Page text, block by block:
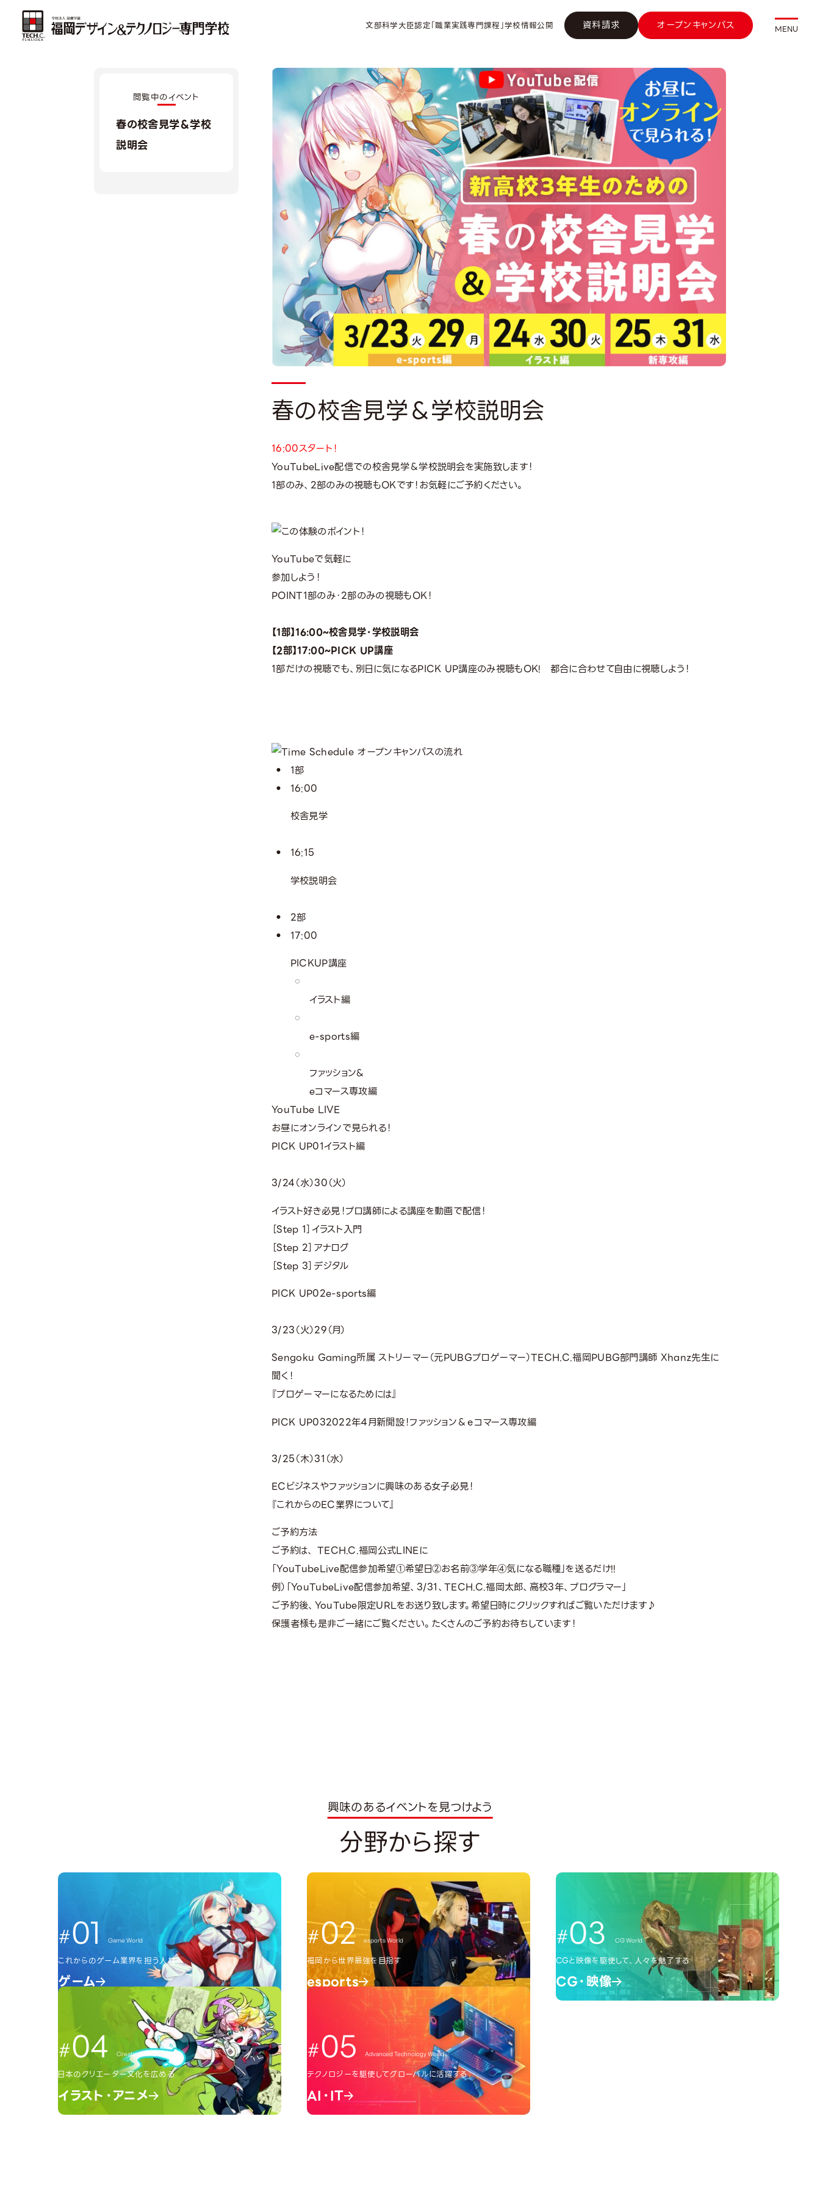
文部科学大臣認定「職業実践専門課程」学校情報公開 資料請求 オープンキャンパス MENU
閲覧中のイベント
春の校舎見学＆学校
説明会
春の校舎見学＆学校説明会
16:00スタート！
YouTubeLive配信での校舎見学＆学校説明会を実施致します！
1部のみ、2部のみの視聴もOKです！お気軽にご予約ください。
YouTubeで気軽に
参加しよう！
POINT1部のみ・2部のみの視聴もOK！
【1部】16:00~校舎見学・学校説明会
【2部】17:00~PICK UP講座
1部だけの視聴でも、別日に気になるPICK UP講座のみ視聴もOK! 都合に合わせて自由に視聴しよう！
1部
16:00
校舎見学
16:15
学校説明会
2部
17:00
PICKUP講座
イラスト編
e-sports編
ファッション&
eコマース専攻編
YouTube LIVE
お昼にオンラインで見られる！
PICK UP01イラスト編
3/24（水）30（火）
イラスト好き必見！プロ講師による講座を動画で配信！
［Step 1］イラスト入門
［Step 2］アナログ
［Step 3］デジタル
PICK UP02e-sports編
3/23（火）29（月）
Sengoku Gaming所属 ストリーマー（元PUBGプロゲーマー）TECH.C.福岡PUBG部門講師 Xhanz先生に
聞く！
『プロゲーマーになるためには』
PICK UP032022年4月新開設！ファッション＆ｅコマース専攻編
3/25（木）31（水）
ECビジネスやファッションに興味のある女子必見！
『これからのEC業界について』
ご予約方法
ご予約は、 TECH.C.福岡公式LINEに
「YouTubeLive配信参加希望①希望日②お名前③学年④気になる職種」を送るだけ!!
例）「YouTubeLive配信参加希望、3/31、TECH.C.福岡太郎、高校3年、プログラマー」
ご予約後、YouTube限定URLをお送り致します。希望日時にクリックすればご覧いただけます♪
保護者様も是非ご一緒にご覧ください。たくさんのご予約お待ちしています！
興味のあるイベントを見つけよう
分野から探す
01 Game World
これからのゲーム業界を担う人材へ
ゲーム
02 esports World
福岡から世界最強を目指す
esports
03 CG World
CGと映像を駆使して、人々を魅了する
CG・映像
04 Creator World
日本のクリエーター文化を広める
イラスト・アニメ
05 Advanced Technology World
テクノロジーを駆使してグローバルに活躍する
AI・IT